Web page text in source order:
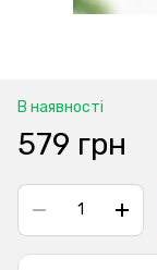
В наявності
579 грн